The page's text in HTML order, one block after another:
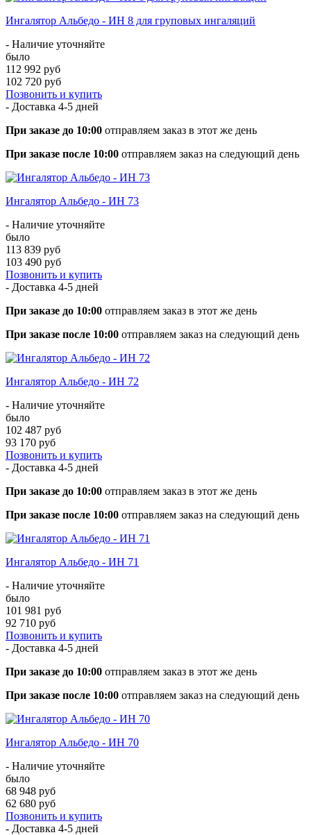
Ингалятор Альбедо - ИН 8 для груповых ингаляций
- Наличие уточняйте
было
112 992 руб
102 720 руб
Позвонить и купить
- Доставка 4-5 дней
При заказе до 10:00 отправляем заказ в этот же день
При заказе после 10:00 отправляем заказ на следующий день
Ингалятор Альбедо - ИН 73
- Наличие уточняйте
было
113 839 руб
103 490 руб
Позвонить и купить
- Доставка 4-5 дней
При заказе до 10:00 отправляем заказ в этот же день
При заказе после 10:00 отправляем заказ на следующий день
Ингалятор Альбедо - ИН 72
- Наличие уточняйте
было
102 487 руб
93 170 руб
Позвонить и купить
- Доставка 4-5 дней
При заказе до 10:00 отправляем заказ в этот же день
При заказе после 10:00 отправляем заказ на следующий день
Ингалятор Альбедо - ИН 71
- Наличие уточняйте
было
101 981 руб
92 710 руб
Позвонить и купить
- Доставка 4-5 дней
При заказе до 10:00 отправляем заказ в этот же день
При заказе после 10:00 отправляем заказ на следующий день
Ингалятор Альбедо - ИН 70
- Наличие уточняйте
было
68 948 руб
62 680 руб
Позвонить и купить
- Доставка 4-5 дней